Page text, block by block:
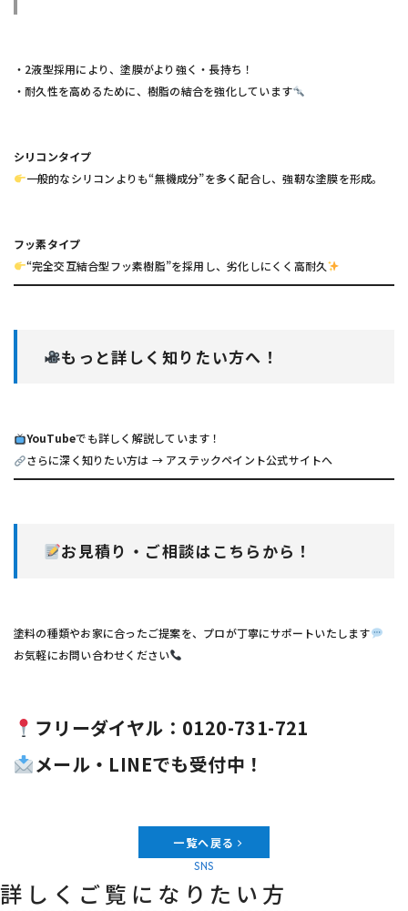
・2液型採用により、塗膜がより強く・長持ち！
・耐久性を高めるために、樹脂の結合を強化しています
シリコンタイプ
一般的なシリコンよりも“無機成分”を多く配合し、強靭な塗膜を形成。
フッ素タイプ
“完全交互結合型フッ素樹脂”を採用し、劣化しにくく高耐久
もっと詳しく知りたい方へ！
YouTubeでも詳しく解説しています！
さらに深く知りたい方は → アステックペイント公式サイトへ
お見積り・ご相談はこちらから！
塗料の種類やお家に合ったご提案を、プロが丁寧にサポートいたします
お気軽にお問い合わせください
フリーダイヤル：0120-731-721
メール・LINEでも受付中！
一覧へ戻る
SNS
詳しくご覧になりたい方